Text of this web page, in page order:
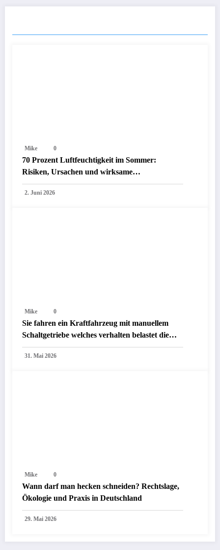
Mike 0
70 Prozent Luftfeuchtigkeit im Sommer:
Risiken, Ursachen und wirksame
Gegenmaßnahmen für dein Zuhause
2. Juni 2026
Mike 0
Sie fahren ein Kraftfahrzeug mit manuellem
Schaltgetriebe welches verhalten belastet die
Umwelt: Praxisleitfaden für sauberes Fahren
mit Handschaltung
31. Mai 2026
Mike 0
Wann darf man hecken schneiden? Rechtslage,
Ökologie und Praxis in Deutschland
29. Mai 2026